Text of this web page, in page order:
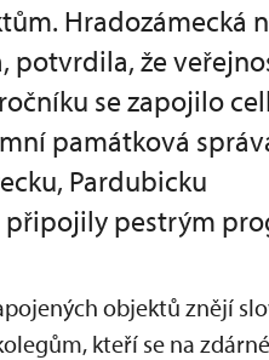
Hradozámecká
potvrdila, že
se zapojilo
památková
Pardubicku
připojily pestrým
objektů znějí
kteří se na